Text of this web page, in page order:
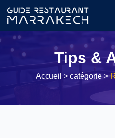
Tips &
Accueil> catégorie >